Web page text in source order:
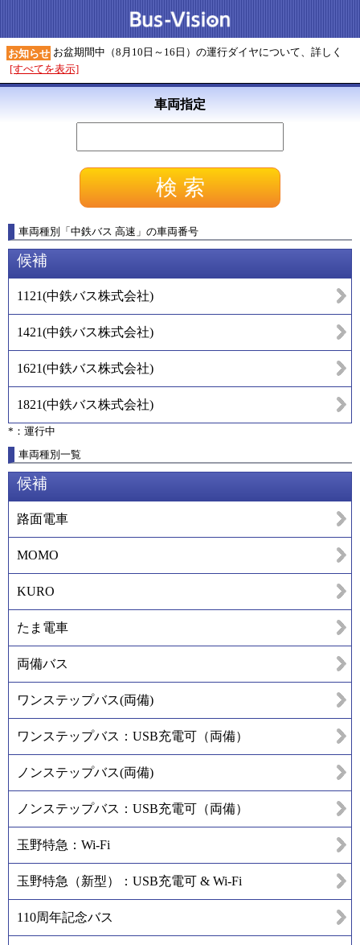
お知らせ お盆期間中（8月10日～16日）の運行ダイヤについて、詳しく
[すべてを表示]
車両指定
車両種別 「中鉄バス 高速 」 の車両番号
候補
1121(中鉄バス株式会社)
1421(中鉄バス株式会社)
1621(中鉄バス株式会社)
1821(中鉄バス株式会社)
*：運行中
車両種別一覧
候補
路面電車
MOMO
KURO
たま電車
両備バス
ワンステップバス(両備)
ワンステップバス：USB充電可（両備）
ノンステップバス(両備)
ノンステップバス：USB充電可（両備）
玉野特急：Wi-Fi
玉野特急（新型）：USB充電可 & Wi-Fi
110周年記念バス